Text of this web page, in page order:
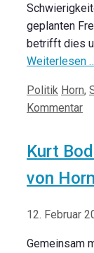
geplanten
betrifft dies
Weiterlesen
Kategorien
Politik Horn,
Kommentar
Kurt
von
12. Februar
Gemeinsam